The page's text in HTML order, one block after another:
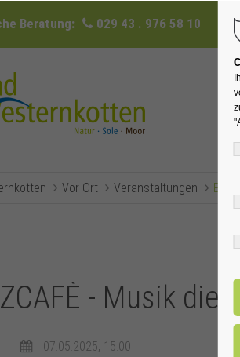
Beratung: 029 43 . 976 58 10
Vor Ort Veranstaltungen
- Musik
07.05.2025, 15:00